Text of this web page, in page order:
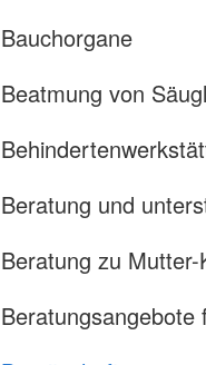
Bauchorgane
Beatmung von
Beratung und
Beratung zu Mutter-